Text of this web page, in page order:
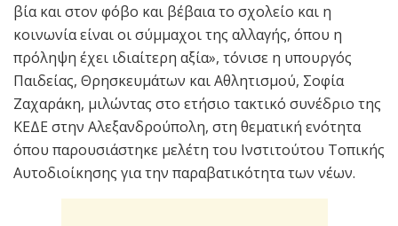
βία και στον φόβο και βέβαια το σχολείο και η
κοινωνία είναι οι σύμμαχοι της αλλαγής, όπου η
πρόληψη έχει ιδιαίτερη αξία», τόνισε η υπουργός
Παιδείας, Θρησκευμάτων και Αθλητισμού, Σοφία
Ζαχαράκη, μιλώντας στο ετήσιο τακτικό συνέδριο της
ΚΕΔΕ στην Αλεξανδρούπολη, στη θεματική ενότητα
όπου παρουσιάστηκε μελέτη του Ινστιτούτου Τοπικής
Αυτοδιοίκησης για την παραβατικότητα των νέων.